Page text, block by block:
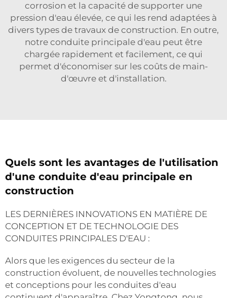
corrosion et la capacité de supporter une
pression d'eau élevée, ce qui les rend adaptées à
divers types de travaux de construction. En outre,
notre conduite principale d'eau peut être
chargée rapidement et facilement, ce qui
permet d'économiser sur les coûts de main-
d'œuvre et d'installation.
Quels sont les avantages de l'utilisation
d'une conduite d'eau principale en
construction
LES DERNIÈRES INNOVATIONS EN MATIÈRE DE
CONCEPTION ET DE TECHNOLOGIE DES
CONDUITES PRINCIPALES D'EAU :
Alors que les exigences du secteur de la
construction évoluent, de nouvelles technologies
et conceptions pour les conduites d'eau